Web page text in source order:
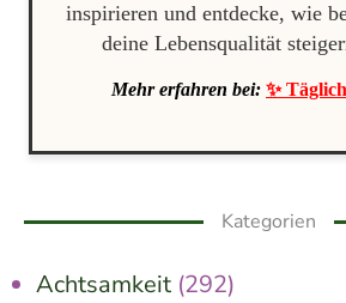
inspirieren und entdecke, wie
deine Lebensqualität
Mehr erfahren bei: ✨
Kategorien
Achtsamkeit (292)